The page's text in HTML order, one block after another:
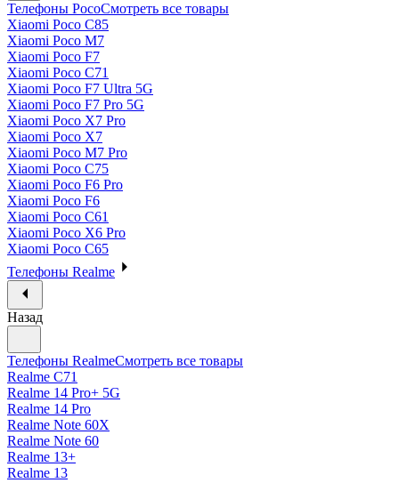
Телефоны PocoСмотреть все товары
Xiaomi Poco C85
Xiaomi Poco M7
Xiaomi Poco F7
Xiaomi Poco C71
Xiaomi Poco F7 Ultra 5G
Xiaomi Poco F7 Pro 5G
Xiaomi Poco X7 Pro
Xiaomi Poco X7
Xiaomi Poco M7 Pro
Xiaomi Poco C75
Xiaomi Poco F6 Pro
Xiaomi Poco F6
Xiaomi Poco C61
Xiaomi Poco X6 Pro
Xiaomi Poco C65
Телефоны Realme
Назад
Телефоны RealmeСмотреть все товары
Realme C71
Realme 14 Pro+ 5G
Realme 14 Pro
Realme Note 60X
Realme Note 60
Realme 13+
Realme 13